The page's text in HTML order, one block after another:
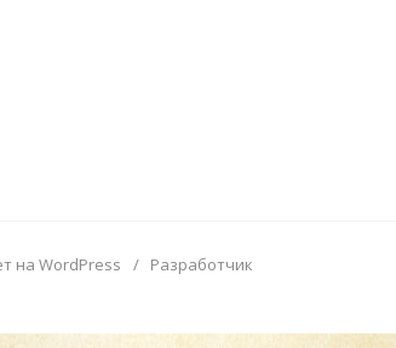
на WordPress / Разработчик